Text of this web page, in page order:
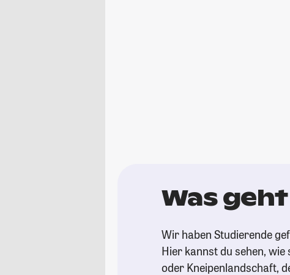
Was
Wir haben Studierende
Hier kannst du sehen,
oder Kneipenlandschaft,